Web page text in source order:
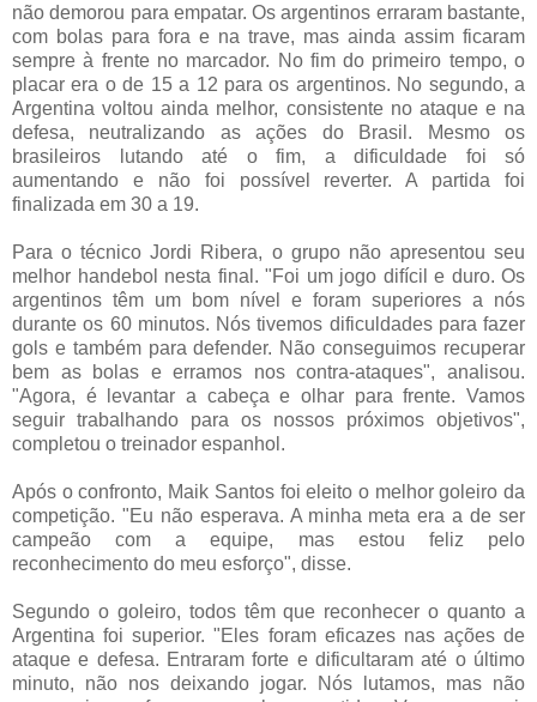
não demorou para empatar. Os argentinos erraram bastante,
com bolas para fora e na trave, mas ainda assim ficaram
sempre à frente no marcador. No fim do primeiro tempo, o
placar era o de 15 a 12 para os argentinos. No segundo, a
Argentina voltou ainda melhor, consistente no ataque e na
defesa, neutralizando as ações do Brasil. Mesmo os
brasileiros lutando até o fim, a dificuldade foi só
aumentando e não foi possível reverter. A partida foi
finalizada em 30 a 19.
Para o técnico Jordi Ribera, o grupo não apresentou seu
melhor handebol nesta final. "Foi um jogo difícil e duro. Os
argentinos têm um bom nível e foram superiores a nós
durante os 60 minutos. Nós tivemos dificuldades para fazer
gols e também para defender. Não conseguimos recuperar
bem as bolas e erramos nos contra-ataques", analisou.
"Agora, é levantar a cabeça e olhar para frente. Vamos
seguir trabalhando para os nossos próximos objetivos",
completou o treinador espanhol.
Após o confronto, Maik Santos foi eleito o melhor goleiro da
competição. "Eu não esperava. A minha meta era a de ser
campeão com a equipe, mas estou feliz pelo
reconhecimento do meu esforço", disse.
Segundo o goleiro, todos têm que reconhecer o quanto a
Argentina foi superior. "Eles foram eficazes nas ações de
ataque e defesa. Entraram forte e dificultaram até o último
minuto, não nos deixando jogar. Nós lutamos, mas não